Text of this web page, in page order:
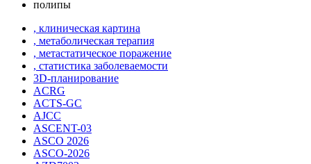
полипы
, клиническая картина
, метаболическая терапия
, метастатическое поражение
, статистика заболеваемости
3D-планирование
ACRG
ACTS-GC
AJCC
ASCENT-03
ASCO 2026
ASCO-2026